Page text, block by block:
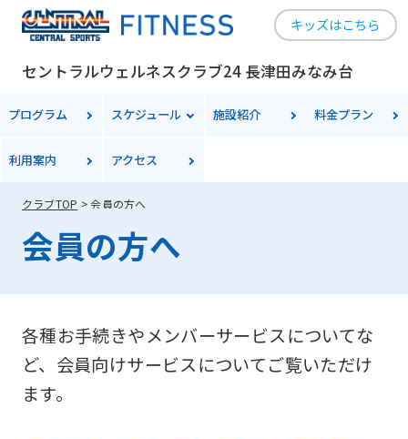
キッズはこちら
セントラルウェルネスクラブ24 長津田みなみ台
プログラム スケジュール 施設紹介 料金プラン
利用案内 アクセス
クラブTOP 会員の方へ
会員の方へ
各種お手続きやメンバーサービスについてな
ど、会員向けサービスについてご覧いただけ
ます。